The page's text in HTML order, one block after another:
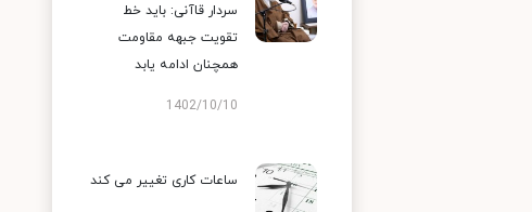
سردار قاآنی: باید خط
تقویت جبهه مقاومت
همچنان ادامه یابد
1402/10/10
ساعات کاری تغییر می‌ کند